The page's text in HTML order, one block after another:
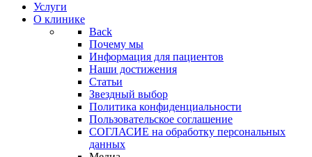
Услуги
О клинике
Back
Почему мы
Информация для пациентов
Наши достижения
Статьи
Звездный выбор
Политика конфиденциальности
Пользовательское соглашение
СОГЛАСИЕ на обработку персональных
данных